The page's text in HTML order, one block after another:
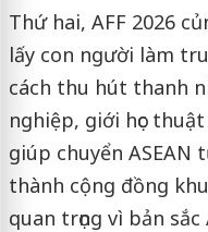
Thứ hai, AFF 2026
lấy con người làm
cách thu hút thanh
nghiệp, giới học
giúp chuyển
thành cộng đồng
quan trọng vì bản